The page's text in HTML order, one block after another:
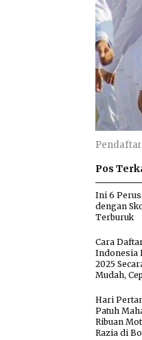
Pos
Ini 6
dengan
Terburuk
Cara
Indonesia
2025
Mudah,
Hari
Patuh
Ribuan
Razia di